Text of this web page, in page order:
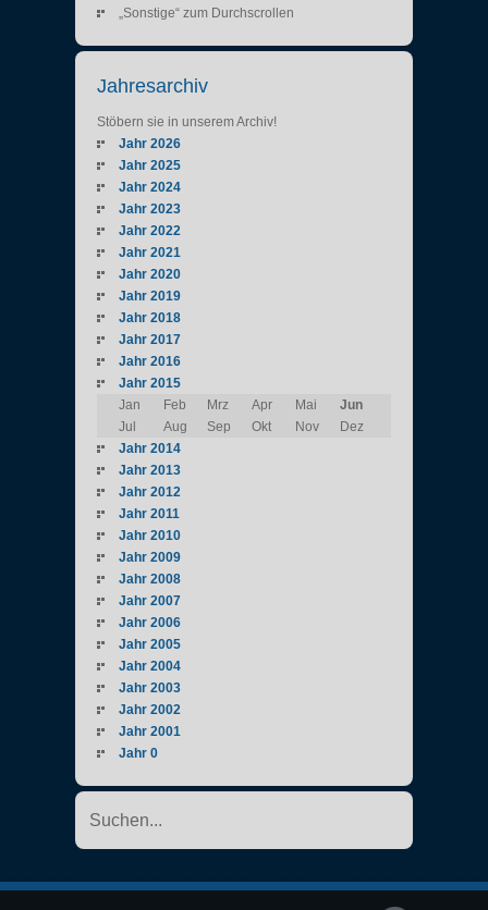
„Sonstige“ zum Durchscrollen
Jahresarchiv
Stöbern sie in unserem Archiv!
Jahr 2026
Jahr 2025
Jahr 2024
Jahr 2023
Jahr 2022
Jahr 2021
Jahr 2020
Jahr 2019
Jahr 2018
Jahr 2017
Jahr 2016
Jahr 2015
Jan
Feb Mrz Apr Mai
Jun
Jul
Aug Sep Okt Nov
Dez
Jahr 2014
Jahr 2013
Jahr 2012
Jahr 2011
Jahr 2010
Jahr 2009
Jahr 2008
Jahr 2007
Jahr 2006
Jahr 2005
Jahr 2004
Jahr 2003
Jahr 2002
Jahr 2001
Jahr 0